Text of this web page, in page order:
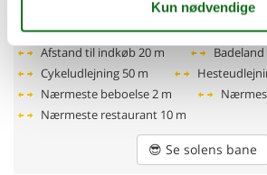
110 km
Afstand til alt. vand/badning5 km
Afstand til indkøb20 m Badeland
Cykeludlejning 50 m
Nærmeste beboelse2 m
Nærmeste restaurant 10 m
😎 Se solens bane